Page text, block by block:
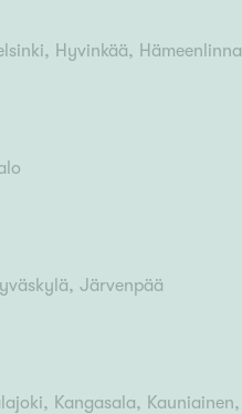
Hyvinkää Hämeenlinna
Järvenpää
Kangasala Kauniainen